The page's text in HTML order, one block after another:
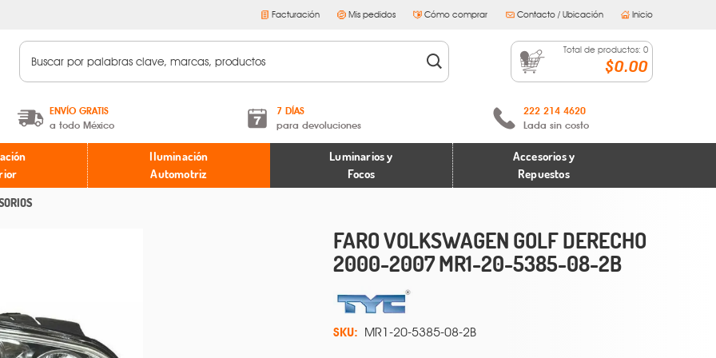
Facturación Mis pedidos Cómo comprar Contacto / Ubicación Inicio
Total de productos: 0
$0.00
ENVÍO GRATIS
a todo México
A partir de $599 MXN.
* Aplican restricciones
7 DÍAS
para devoluciones
Términos y condiciones
Políticas de devoluciones
222 214 4620
Lada sin costo
Iluminación
Automotriz
Luminarios y
Focos
Accesorios y
Repuestos
FARO VOLKSWAGEN GOLF DERECHO
2000-2007 MR1-20-5385-08-2B
SKU: MR1-20-5385-08-2B